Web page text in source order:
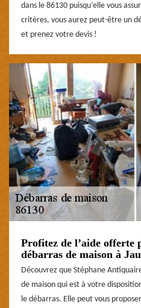
dans le 86130 puisqu’elle vous
critères, vous aurez peut-être un
et prenez votre devis !
Profitez de l’aide offerte
débarras de maison à
Découvrez que Stéphane
de maison qui est à votre
le débarras. Elle peut vous